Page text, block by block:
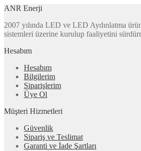
ANR Enerji
2007 yılında LED ve LED Aydınlatma
sistemleri üzerine kurulup faaliyetini
Hesabım
Hesabım
Bilgilerim
Siparişlerim
Üye Ol
Müşteri Hizmetleri
Güvenlik
Sipariş ve Teslimat
Garanti ve İade Şartları